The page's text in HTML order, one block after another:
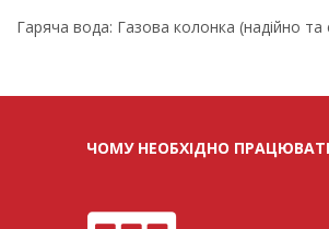
Гаряча вода: Газова колонка (надійно
ЧОМУ НЕОБХІДНО